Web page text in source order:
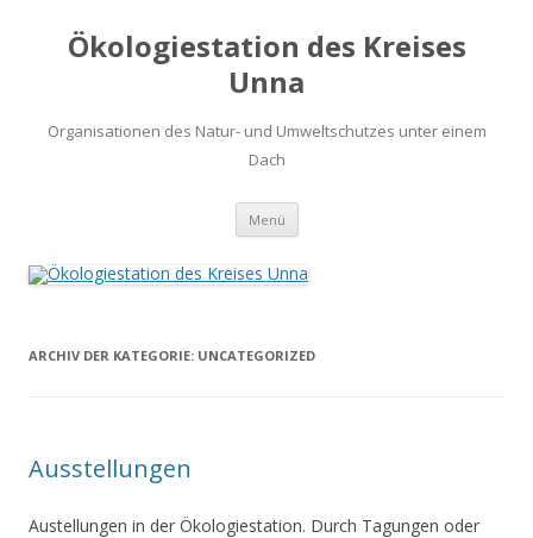
Ökologiestation des Kreises
Unna
Organisationen des Natur- und Umweltschutzes unter einem
Dach
Menü Zum
springen
ARCHIV DER KATEGORIE: UNCATEGORIZED
Ausstellungen
Austellungen in der Ökologiestation. Durch Tagungen oder